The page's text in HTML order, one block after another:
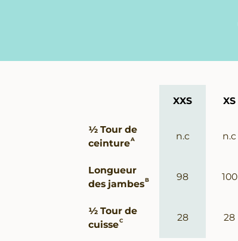
des
tailles
XXS XS
½ Tour de
ceintureA n.c n.c
Longueur
des jambesB 98 100
½ Tour de
cuisseC 28 28